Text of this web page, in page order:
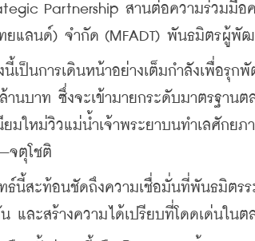
Partnership สานต่อความร่วม
ทยแลนด์) จำกัด (MFADT) พันธมิตรผู้พั
ป็นการเดินหน้าอย่างเต็มกำลังเพื่อรุก
านบาท ซึ่งจะเข้ามายกระดับมาตรฐาน
มใหม่วิวแม่น้ำเจ้าพระยาบนทำเลศักยภ
จตุโชติ
สะท้อนชัดถึงความเชื่อมั่นที่พันธมิตรร
และสร้างความได้เปรียบที่โดดเด่นใน